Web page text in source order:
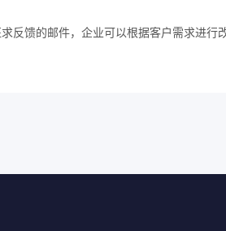
反馈的邮件，企业可以根据客户需求进行